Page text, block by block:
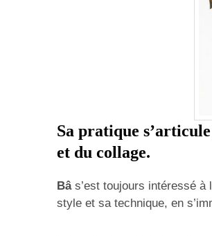
Sa pratique
et du collage.
Bâs’est toujours intéressé à
style et sa technique, en